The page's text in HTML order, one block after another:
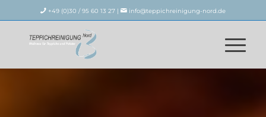
+49 (0)30 / 95 60 13 27 | info@teppichreinigung-nord.de